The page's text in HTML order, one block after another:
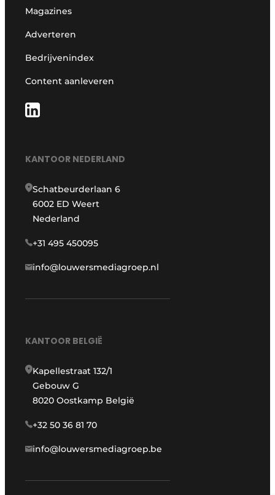
Magazines
Adverteren
Bedrijvenindex
Content aanleveren
KANTOOR NEDERLAND
Schatbeurderlaan 6
6002 ED Weert
Nederland
+31 495 450095
info@louwersmediagroep.nl
KANTOOR BELGIË
Kapellestraat 132/1
Gebouw G
8020 Oostkamp België
+32 50 36 81 70
info@louwersmediagroep.be